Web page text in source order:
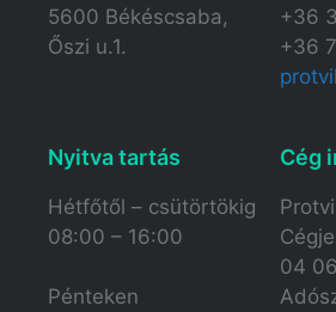
5600 Békéscsaba,
Őszi u.1.
+36
+36
Nyitva tartás​
Hétfőtől – csütörtökig
08:00 – 16:00
Pénteken
Cég
04